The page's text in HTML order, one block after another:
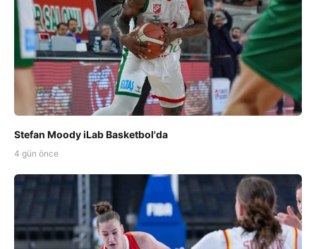
Stefan Moody iLab Basketbol'da
4 gün önce